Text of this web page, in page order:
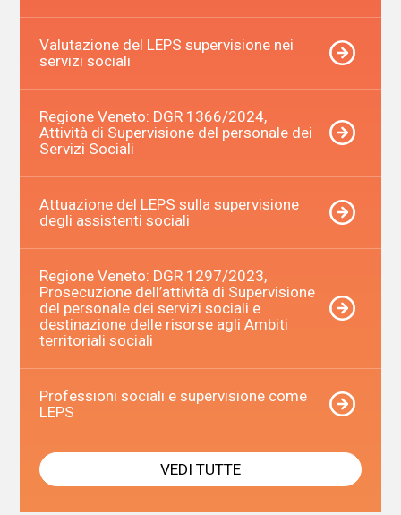
Valutazione del LEPS supervisione nei
servizi sociali
Regione Veneto: DGR 1366/2024,
Attività di Supervisione del personale dei
Servizi Sociali
Attuazione del LEPS sulla supervisione
degli assistenti sociali
Regione Veneto: DGR 1297/2023,
Prosecuzione dell’attività di Supervisione
del personale dei servizi sociali e
destinazione delle risorse agli Ambiti
territoriali sociali
Professioni sociali e supervisione come
LEPS
VEDI TUTTE